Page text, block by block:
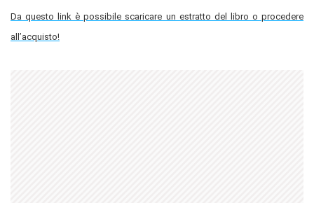
Da questo link è possibile scaricare un estratto del libro o procedere
all’acquisto!